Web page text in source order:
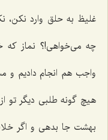
غلیظ به حلق وارد نکن،
چه می‌خواهی!؟ نماز که
واجب هم انجام دادیم و
هیچ گونه طلبی دیگر تو
بهشت جا بدهی و اگر